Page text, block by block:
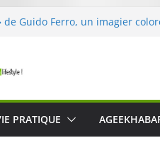
de Guido Ferro, un imagier
: une expérience intime et
was The Water », le film
Cartosio sur Prime Video le
le Crusher 540 Active : un
PRATIQUE